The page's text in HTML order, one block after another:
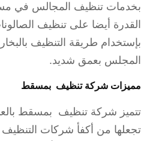
بخدمات تنظيف المجالس في
القدرة أيضا على تنظيف
بإستخدام طريقة التنظيف
المجلس بعمق شديد.
مميزات شركة تنظيف بمسقط
تتميز شركة تنظيف بمسقط
تجعلها من أكفأ شركات